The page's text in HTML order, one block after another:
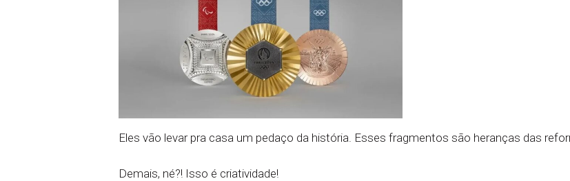
Eles vão levar pra casa um pedaço da história. Esses fragmentos são heranças das
Demais, né?! Isso é criatividade!